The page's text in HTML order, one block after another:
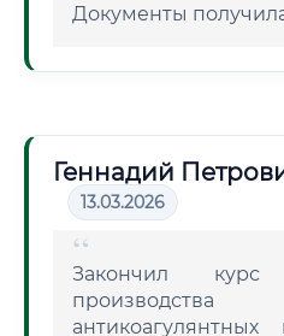
Документы
Геннадий
13.03.2026
Закончил курс
производства
антикоагулянтных